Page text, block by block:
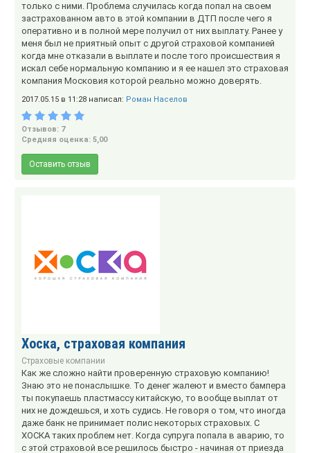
только с ними. Проблема случилась когда попал на своем
застрахованном авто в этой компании в ДТП после чего я
оперативно и в полной мере получил от них выплату. Ранее у
меня был не приятный опыт с другой страховой компанией
когда мне отказали в выплате и после того происшествия я
искал себе нормальную компанию и я ее нашел это страховая
компания Московия которой реально можно доверять.
2017.05.15 в 11:28 написал: Роман Населов
Отзывов: 7
Средняя оценка: 5,00
Оставить отзыв
Хоска, страховая компания
Страховые компании
Как же сложно найти проверенную страховую компанию!
Знаю это не понаслышке. То денег жалеют и вместо бампера
ты покупаешь пластмассу китайскую, то вообще выплат от
них не дождешься, и хоть судись. Не говоря о том, что иногда
даже банк не принимает полис некоторых страховых. С
ХОСКА таких проблем нет. Когда супруга попала в аварию, то
с этой страховой все решилось быстро - начиная от приезда